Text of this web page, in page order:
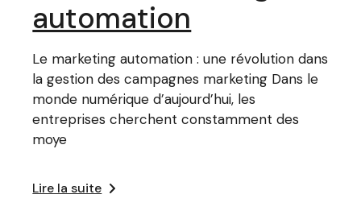
automation
Le marketing automation : une révolution dans
la gestion des campagnes marketing Dans le
monde numérique d’aujourd’hui, les
entreprises cherchent constamment des
moye
Lire la suite